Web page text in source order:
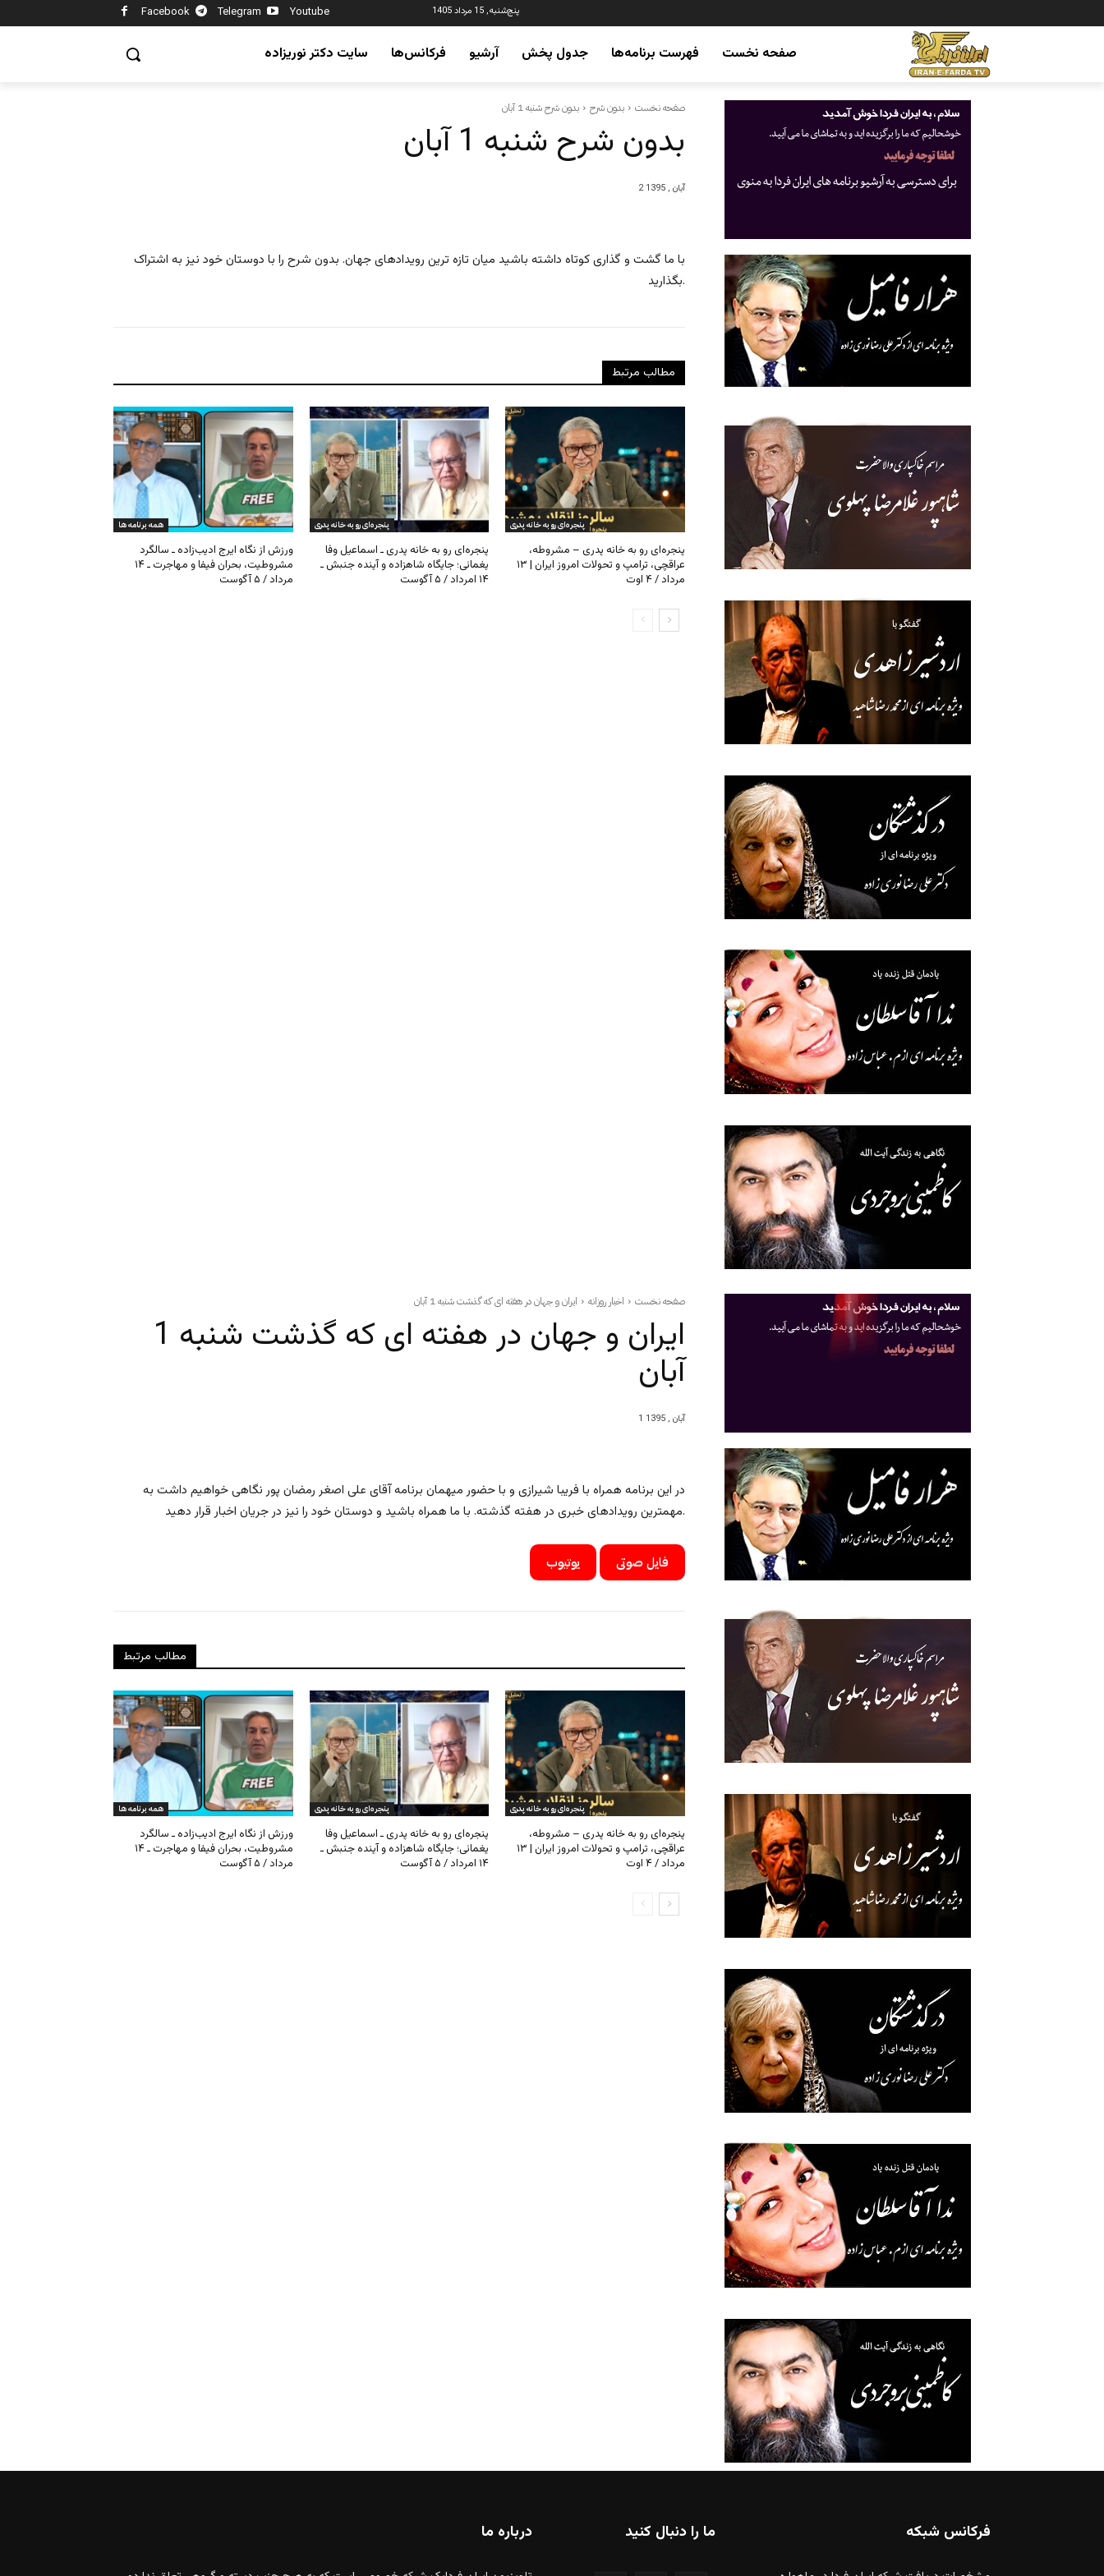
Facebook Telegram Youtube پنج‌شنبه, 15 مرداد 1405
صفحه نخست فهرست برنامه‌ها جدول پخش آرشیو فرکانس‌ها سایت دکتر نوریزاده
صفحه نخست بدون شرح بدون شرح شنبه 1 آبان
بدون شرح شنبه 1 آبان
2 آبان , 1395
با ما گشت و گذاری کوتاه داشته باشید میان تازه ترین رویدادهای جهان. بدون شرح را با دوستان خود نیز به اشتراک
بگذارید.
مطالب مرتبط
همه برنامه ها
ورزش از نگاه ایرج ادیب‌زاده ـ سالگرد
مشروطیت، بحران فیفا و مهاجرت ـ ۱۴
مرداد / ۵ آگوست
پنجره‌ای رو به خانه پدری
پنجره‌ای رو به خانه پدری ـ اسماعیل وفا
یغمائی؛ جایگاه شاهزاده و آینده جنبش ـ
۱۴ امرداد / ۵ آگوست
پنجره‌ای رو به خانه پدری
پنجره‌ای رو به خانه پدری – مشروطه،
عراقچی، ترامپ و تحولات امروز ایران | ۱۳
مرداد / ۴ اوت
فرکانس شبکه ما را دنبال کنید درباره ما